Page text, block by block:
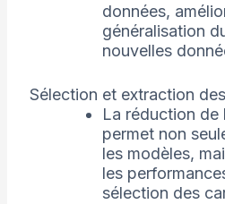
données,
généralisation
nouvelles
Sélection et extraction
La réduction de
permet non
les modèles,
les
sélection des